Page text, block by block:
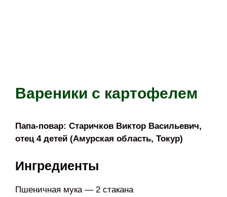
Вареники с картофелем
Папа-повар: Старичков Виктор Васильевич,
отец 4 детей (Амурская область, Токур)
Ингредиенты
Пшеничная мука — 2 стакана